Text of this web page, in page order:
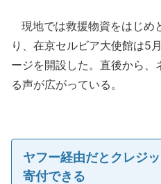
現地では救援物資をはじめ
り、在京セルビア大使館は5
ージを開設した。直後から
る声が広がっている。
ヤフー経由だとクレジ
寄付できる